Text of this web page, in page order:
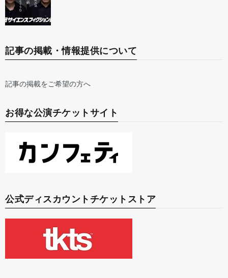
記事の掲載・情報提供について
記事の掲載をご希望の方へ
お得な公演チケットサイト
公式ディスカウントチケットストア